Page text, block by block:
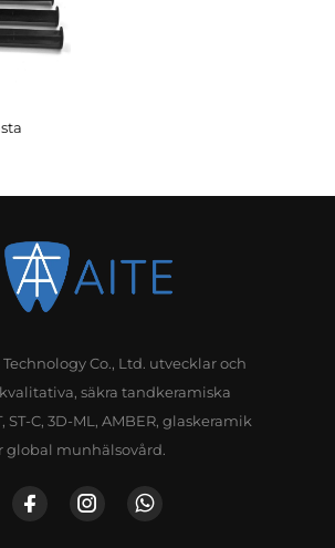
Co., Ltd. utvecklar och
säkra tandkeramiska
C, 3D-ML, AMBER, glaskeramik
global munhälsovård.